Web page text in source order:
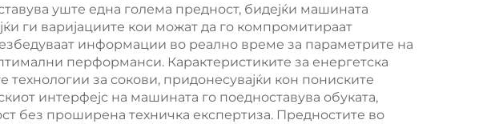
уште една голема предност, бидејќи машината
ги варијациите кои можат да го компромитираат
информации во реално време за параметрите на
перформанси. Карактеристиките за енергетска
технологии за сокови, придонесувајќи кон пониските
интерфејс на машината го поедноставува обуката,
без проширена техничка експертиза. Предностите во